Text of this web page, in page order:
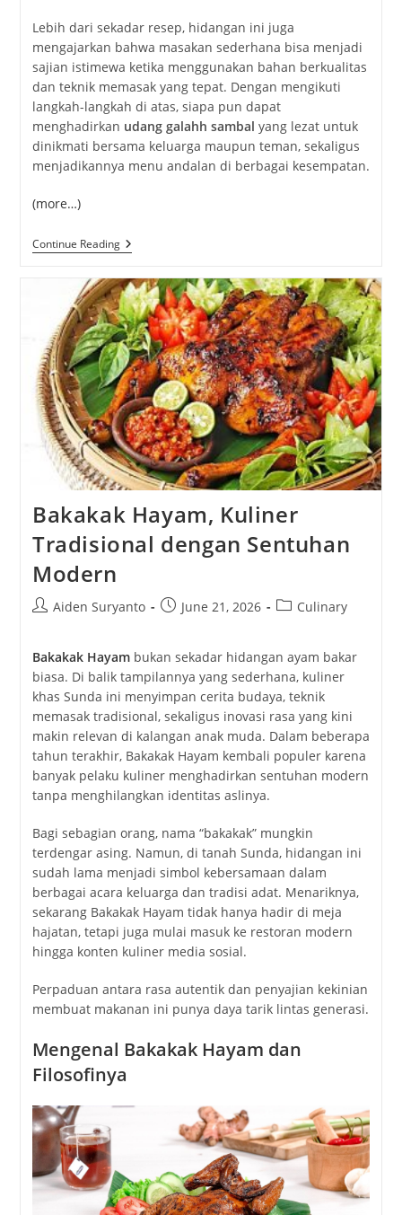
Lebih dari sekadar resep, hidangan ini juga
mengajarkan bahwa masakan sederhana bisa menjadi
sajian istimewa ketika menggunakan bahan berkualitas
dan teknik memasak yang tepat. Dengan mengikuti
langkah-langkah di atas, siapa pun dapat
menghadirkan udang galahh sambal yang lezat untuk
dinikmati bersama keluarga maupun teman, sekaligus
menjadikannya menu andalan di berbagai kesempatan.
(more…)
Continue ReadingUdang
Galahh
Resep
Kuliner
Lezat
2026
Yang
Wajib
Dicoba
Bakakak Hayam, Kuliner
Tradisional dengan Sentuhan
Modern
PostAiden Suryanto
PostJune 21, 2026
PostCulinary
Bakakak Hayambukan sekadar hidangan ayam bakar
biasa. Di balik tampilannya yang sederhana, kuliner
khas Sunda ini menyimpan cerita budaya, teknik
memasak tradisional, sekaligus inovasi rasa yang kini
makin relevan di kalangan anak muda. Dalam beberapa
tahun terakhir, Bakakak Hayam kembali populer karena
banyak pelaku kuliner menghadirkan sentuhan modern
tanpa menghilangkan identitas aslinya.
Bagi sebagian orang, nama “bakakak” mungkin
terdengar asing. Namun, di tanah Sunda, hidangan ini
sudah lama menjadi simbol kebersamaan dalam
berbagai acara keluarga dan tradisi adat. Menariknya,
sekarang Bakakak Hayam tidak hanya hadir di meja
hajatan, tetapi juga mulai masuk ke restoran modern
hingga konten kuliner media sosial.
Perpaduan antara rasa autentik dan penyajian kekinian
membuat makanan ini punya daya tarik lintas generasi.
Mengenal Bakakak Hayam dan
Filosofinya